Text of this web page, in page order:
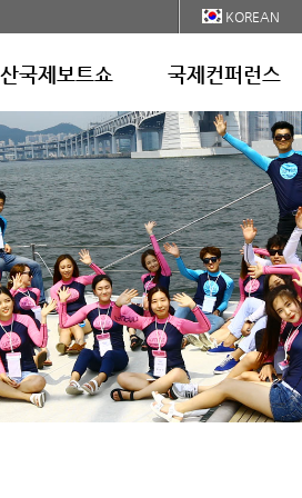
KOREAN
국제보트쇼 국제컨퍼런스